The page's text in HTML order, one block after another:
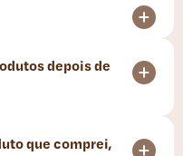
depois de
que comprei,